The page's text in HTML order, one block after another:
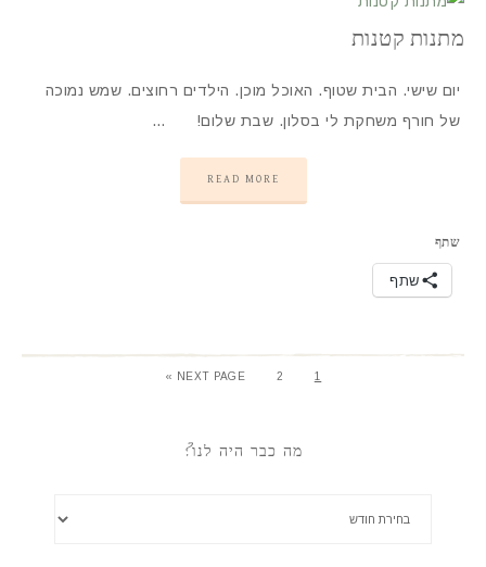
מתנות קטנות
יום שישי. הבית שטוף. האוכל מוכן. הילדים רחוצים. שמש נמוכה
של חורף משחקת לי בסלון. שבת שלום! …
READ MORE
שתף
שתף
1
2
NEXT PAGE »
מה כבר היה לנו?